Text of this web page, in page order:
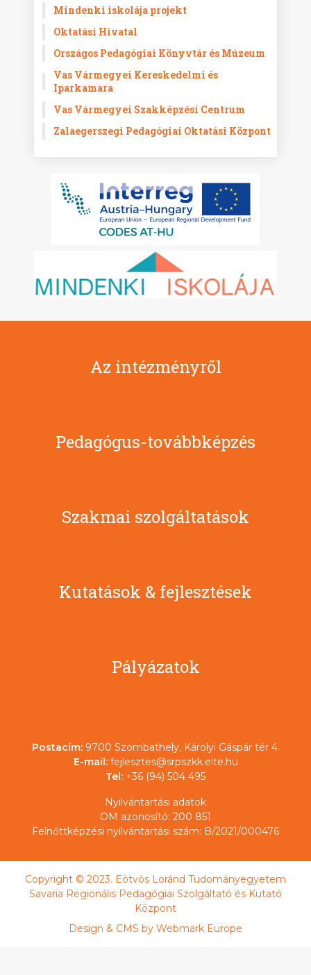
Mindenki iskolája projekt
Oktatási Hivatal
Országos Pedagógiai Könyvtár és Múzeum
Vas Vármegyei Kereskedelmi és
Iparkamara
Vas Vármegyei Szakképzési Centrum
Zalaegerszegi Pedagógiai Oktatási Központ
Az intézményről
Pedagógus-továbbképzés
Szakmai szolgáltatások
Kutatások & fejlesztések
Pályázatok
Postacím: 9700 Szombathely, Károlyi Gáspár tér 4.
E-mail: fejlesztes@srpszkk.elte.hu
Tel: +36 (94) 504 495
Nyilvántartási adatok
OM azonosító: 200 851
Felnőttképzési nyilvántartási szám: B/2021/000476
Copyright © 2023. Eötvös Loránd Tudományegyetem
Savaria Regionális Pedagógiai Szolgáltató és Kutató
Központ
Design & CMS by Webmark Europe